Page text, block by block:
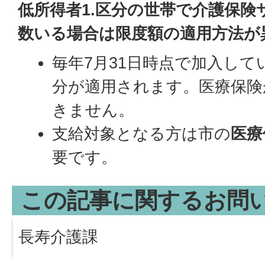
低所得者1.区分の世帯で介護保険
数いる場合は限度額の適用方法
毎年7月31日時点で加入して
分が適用されます。医療保
きません。
支給対象となる方は市の医
要です。
この記事に関するお問
長寿介護課